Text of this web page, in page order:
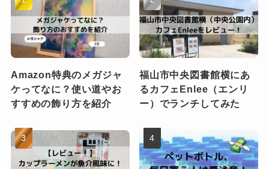
Amazon特典のメガジャ
ケってなに？使い道やお
すすめの飾り方を紹介
福山市中央図書館横にあ
るカフェEnlee（エンリ
ー）でランチしてみた